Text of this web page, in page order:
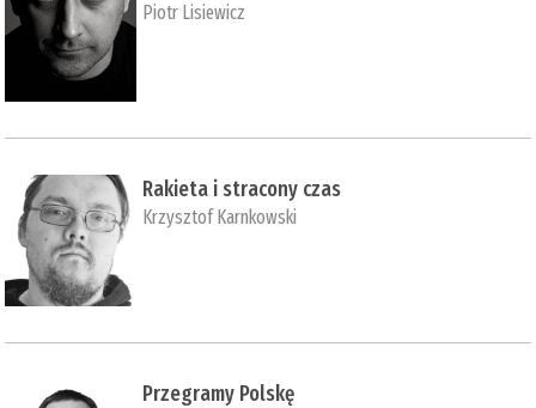
Piotr Lisiewicz
Rakieta i stracony czas
Krzysztof Karnkowski
Przegramy Polskę